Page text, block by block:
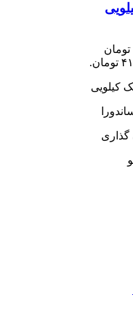
قیمت اصلی: ۴۲۰,۰۰۰ تومان
کیلویی